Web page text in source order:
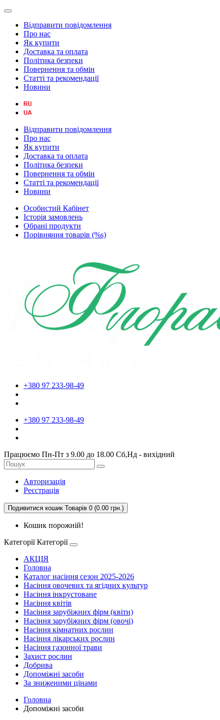
Відправити повідомлення
Про нас
Як купити
Доставка та оплата
Політика безпеки
Повернення та обмін
Статті та рекомендації
Новини
Відправити повідомлення
Про нас
Як купити
Доставка та оплата
Політика безпеки
Повернення та обмін
Статті та рекомендації
Новини
Особистий Кабінет
Історія замовлень
Обрані продукти
Порівняння товарів (%s)
+380 97 233-98-49
+380 97 233-98-49
Працюємо Пн-Пт з 9.00 до 18.00 Сб,Нд - вихідний
Авторизація
Реєстрація
Подивитися кошик Товарів 0 (0.00 грн.)
Кошик порожній!
Категорії Категорії
АКЦІЯ
Головна
Каталог насіння сезон 2025-2026
Насіння овочевих та ягідних культур
Насіння інкрустоване
Насіння квітів
Насіння зарубіжних фірм (квіти)
Насіння зарубіжних фірм (овочі)
Насіння кімнатних рослин
Насіння лікарських рослин
Насіння газонної трави
Захист рослин
Добрива
Допоміжні засоби
За зниженими цінами
Головна
Допоміжні засоби